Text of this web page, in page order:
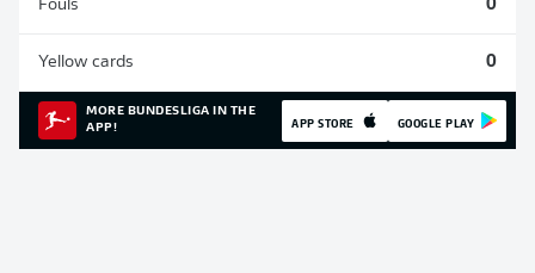
Fouls 0
Yellow cards 0
MORE BUNDESLIGA IN THE
APP!
APP STORE GOOGLE PLAY